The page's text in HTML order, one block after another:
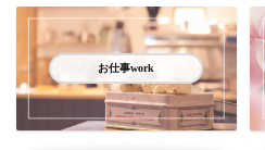
お仕事work